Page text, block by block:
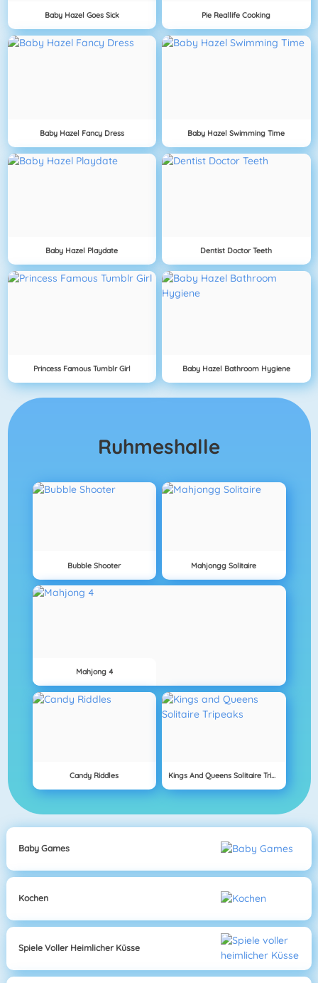
Baby Hazel Goes Sick Pie Reallife Cooking
Baby Hazel Fancy Dress Baby Hazel Swimming Time
Baby Hazel Playdate Dentist Doctor Teeth
Princess Famous Tumblr Girl Baby Hazel Bathroom Hygiene
Ruhmeshalle
Bubble Shooter Mahjongg Solitaire
Mahjong 4
Candy Riddles Kings And Queens Solitaire Tripeaks
Baby Games
Kochen
Spiele Voller Heimlicher Küsse